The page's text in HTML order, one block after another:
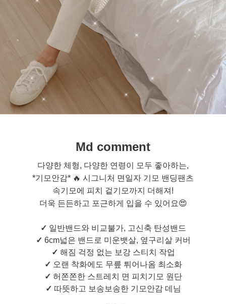
Md comment
다양한 체형, 다양한 연령이 모두 좋아하는,
*기모안감* 🔥 시그니처 면일자 기모 밴딩팬츠
속기모에 피치 겉기모까지 더해져!
더욱 든든하고 포근하게 입을 수 있어요😍
✓ 일반밴드와 비교불가, 고신축 탄성밴드
✓ 6cm넓은 밴드로 미운뱃살, 옆구리살 커버
✓ 해짐 걱정 없는 보강 스티치 작업
✓ 오랜 착화에도 무릎 튀어나옴 최소화
✓ 허쫀쫀한 스트레치 면 피치기모 원단
✓ 따뜻하고 보송보송한 기모안감 데님